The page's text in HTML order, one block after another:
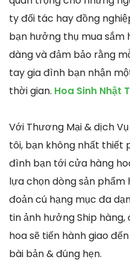
ty đối tác hay đồng
bạn hưởng thụ mua sắm
dàng và đảm bảo rằng
tay gia đình bạn nhận
thời gian. Hoa Sinh Nhật
Với Thương Mại & dịch
tôi, bạn không nhất thiết
đình bạn tới cửa hàng
lựa chọn dòng sản
đoản cú hạng mục đa
tin ảnh hưởng Ship
hoa sẽ tiến hành giao
bài bản & đúng hẹn.